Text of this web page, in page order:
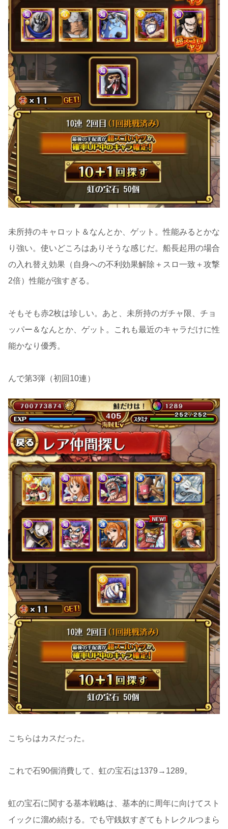
未所持のキャロット＆なんとか、ゲット。性能みるとかな
り強い。使いどころはありそうな感じだ。船長起用の場合
の入れ替え効果（自身への不利効果解除＋スロ一致＋攻撃
2倍）性能が強すぎる。
そもそも赤2枚は珍しい。あと、未所持のガチャ限、チョ
ッパー＆なんとか、ゲット。これも最近のキャラだけに性
能かなり優秀。
んで第3弾（初回10連）
こちらはカスだった。
これで石90個消費して、虹の宝石は1379→1289。
虹の宝石に関する基本戦略は、基本的に周年に向けてスト
イックに溜め続ける。でも守銭奴すぎてもトレクルつまら